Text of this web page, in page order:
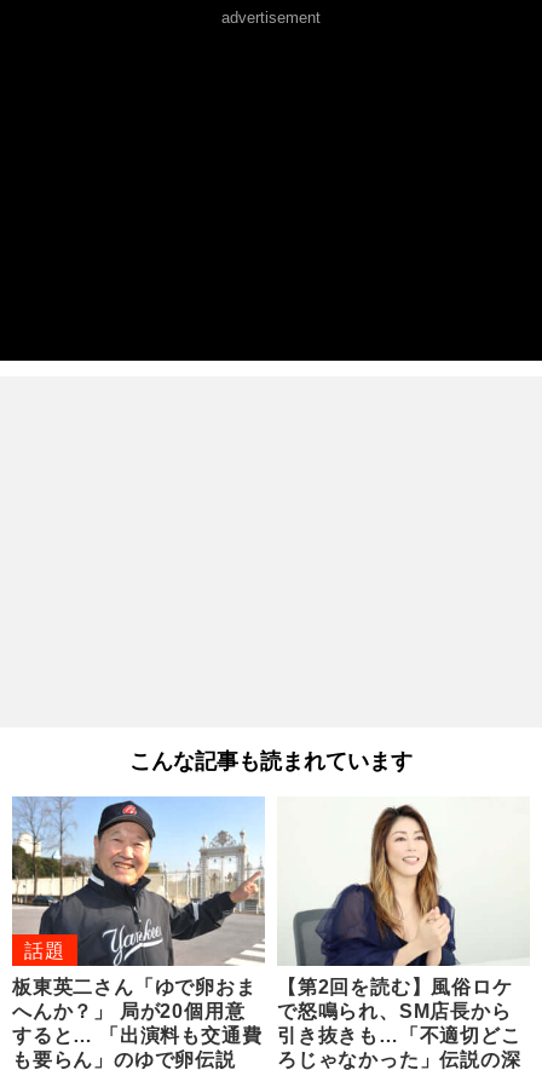
advertisement
こんな記事も読まれています
話題
板東英二さん「ゆで卵おま
へんか？」 局が20個用意
すると… 「出演料も交通費
も要らん」のゆで卵伝説
【第2回を読む】風俗ロケ
で怒鳴られ、SM店長から
引き抜きも…「不適切どこ
ろじゃなかった」伝説の深